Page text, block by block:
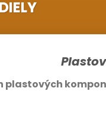
plastových